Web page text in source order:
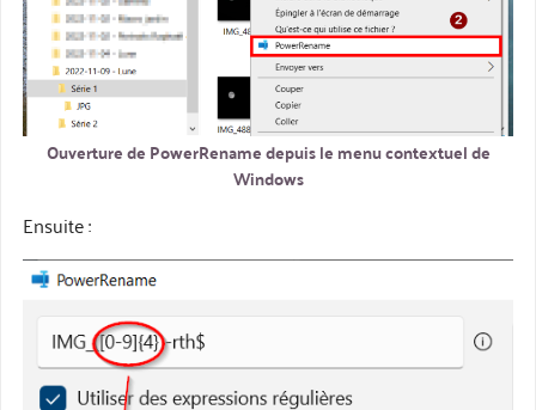
Ouverture de PowerRename depuis le menu contextuel de
Windows
Ensuite :